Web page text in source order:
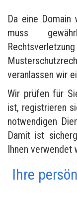
Da eine Domain
muss
veranlassen wir
Wir prüfen für
ist, registrieren
notwendigen
Damit ist
Ihnen verwendet
Ihre